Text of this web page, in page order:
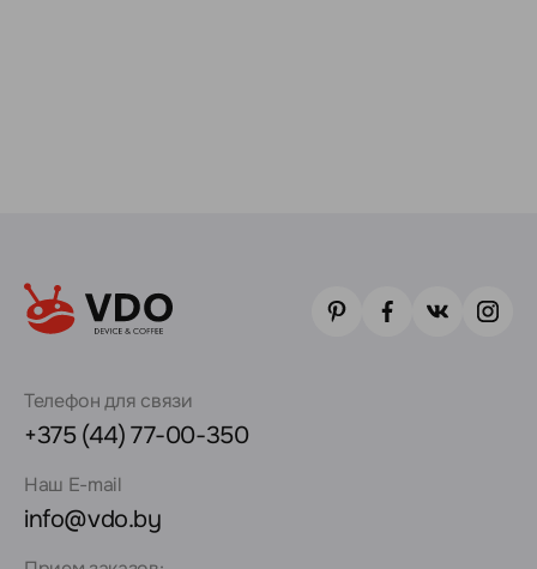
Телефон для связи
+375 (44) 77-00-350
Наш E-mail
info@vdo.by